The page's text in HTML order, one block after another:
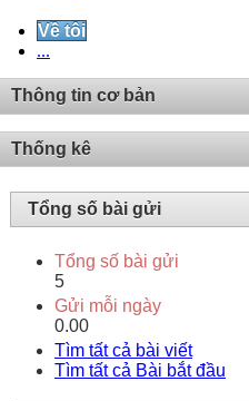
Về tôi
...
Thông tin cơ bản
Thống kê
Tổng số bài gửi
Tổng số bài gửi
5
Gửi mỗi ngày
0.00
Tìm tất cả bài viết
Tìm tất cả Bài bắt đầu